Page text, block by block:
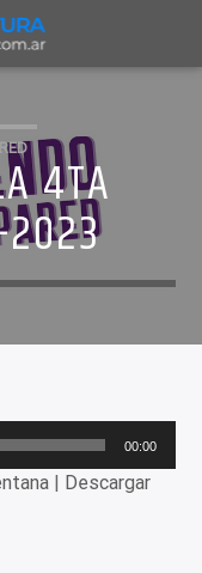
4TA
2023
00:00
| Descargar